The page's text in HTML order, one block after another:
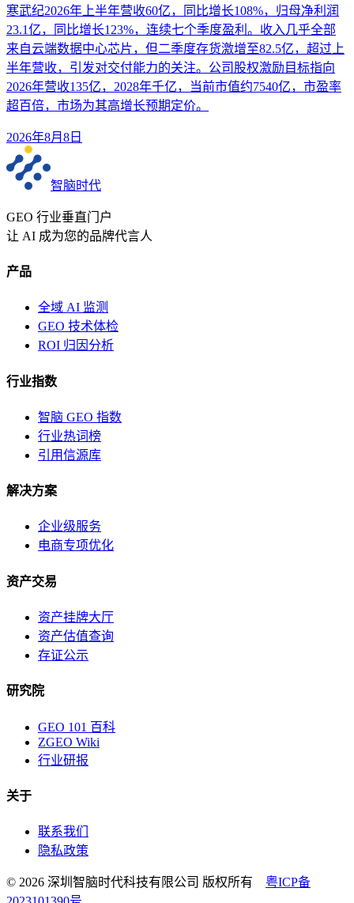
寒武纪2026年上半年营收60亿，同比增长108%，归母净利润
23.1亿，同比增长123%，连续七个季度盈利。收入几乎全部
来自云端数据中心芯片，但二季度存货激增至82.5亿，超过上
半年营收，引发对交付能力的关注。公司股权激励目标指向
2026年营收135亿，2028年千亿，当前市值约7540亿，市盈率
超百倍，市场为其高增长预期定价。
2026年8月8日
智脑时代
GEO 行业垂直门户
让 AI 成为您的品牌代言人
产品
全域 AI 监测
GEO 技术体检
ROI 归因分析
行业指数
智脑 GEO 指数
行业热词榜
引用信源库
解决方案
企业级服务
电商专项优化
资产交易
资产挂牌大厅
资产估值查询
存证公示
研究院
GEO 101 百科
ZGEO Wiki
行业研报
关于
联系我们
隐私政策
© 2026 深圳智脑时代科技有限公司 版权所有 粤ICP备